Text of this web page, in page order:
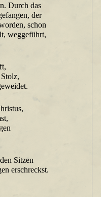
Durch das
der
schon
weggeführt,
Sitzen
erschreckst.